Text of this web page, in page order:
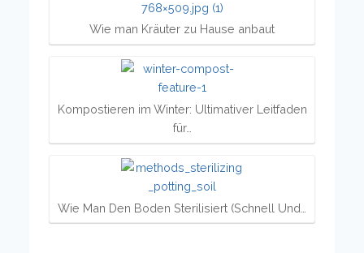
Wie man Kräuter zu Hause anbaut
Kompostieren im Winter: Ultimativer Leitfaden
für…
Wie Man Den Boden Sterilisiert (Schnell Und…